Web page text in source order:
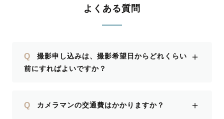
よくある質問
Q
撮影申し込みは、撮影希望日からどれくらい
前にすればよいですか？
＋
Q カメラマンの交通費はかかりますか？ ＋